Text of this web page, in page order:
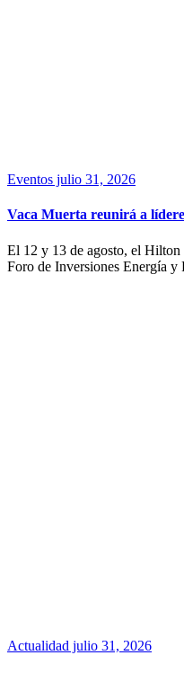
Eventos julio 31, 2026
Vaca Muerta reunirá a
El 12 y 13 de agosto, el Hilton
Foro de Inversiones Energía
Actualidad julio 31, 2026